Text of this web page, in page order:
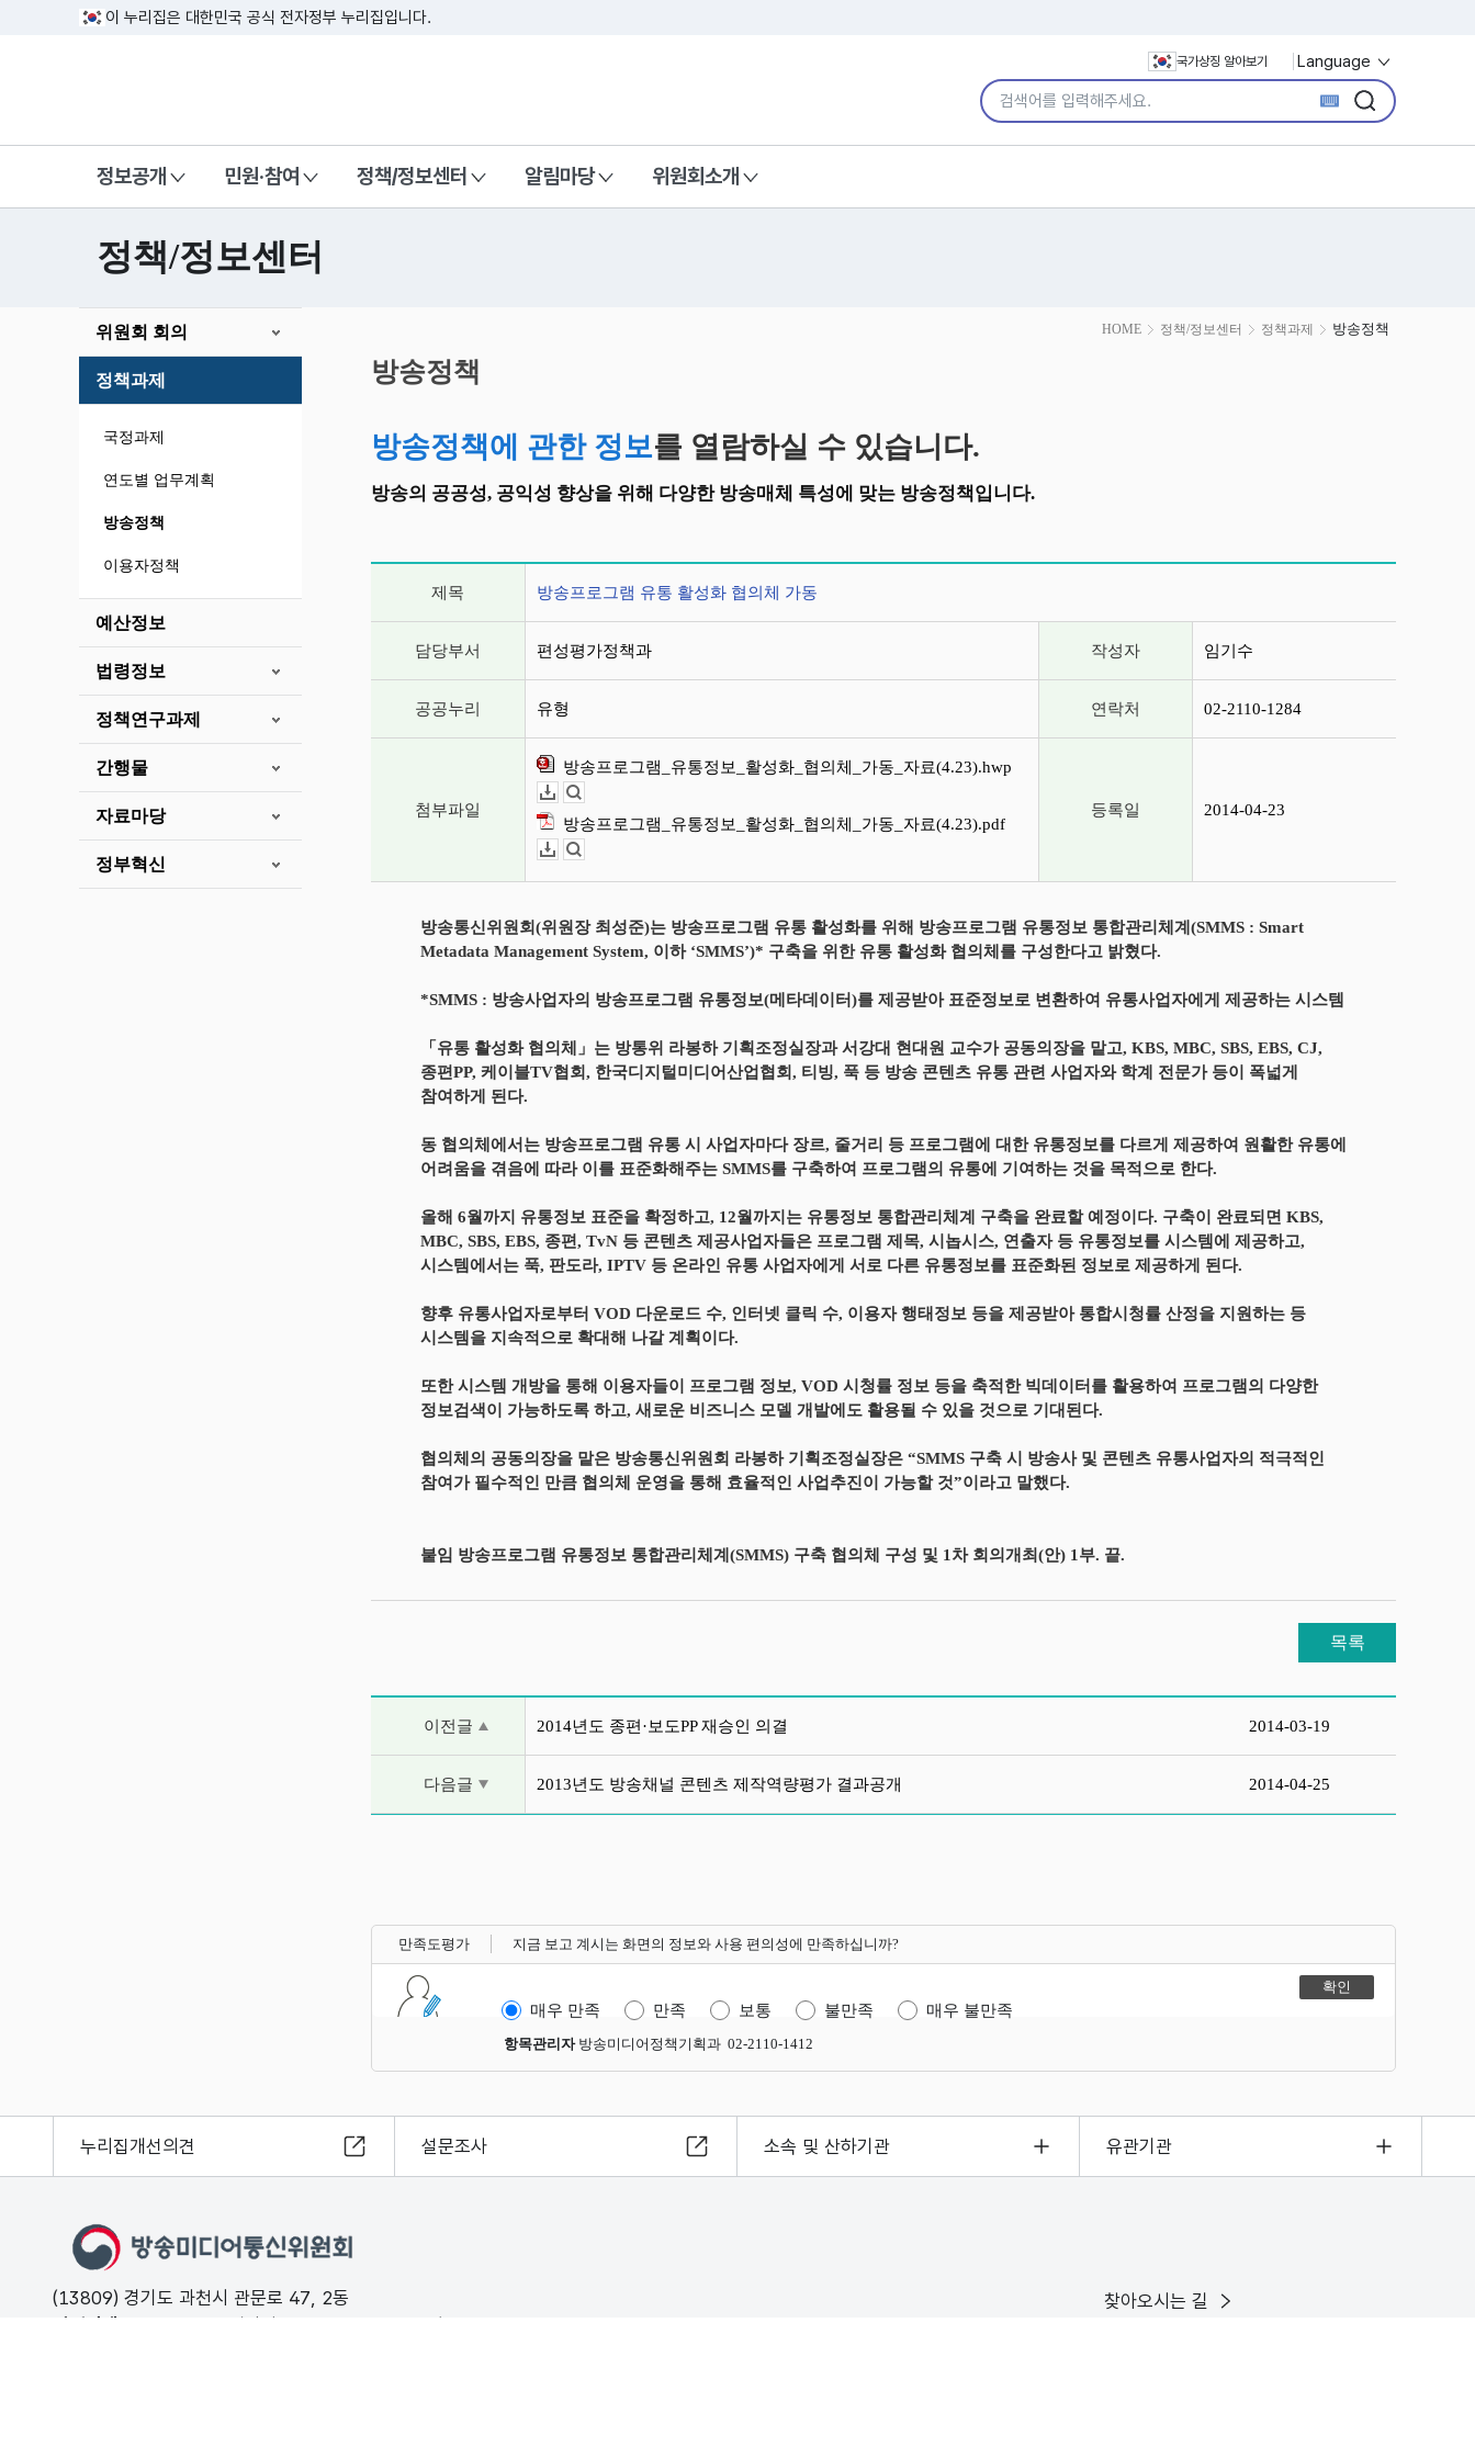
이 누리집은 대한민국 공식 전자정부 누리집입니다.
국가상징 알아보기 Language
통합검색어 입력
검색
검색
정보공개 민원·참여 정책/정보센터 알림마당 위원회소개
정책/정보센터
위원회 회의
정책과제
국정과제
연도별 업무계획
방송정책
이용자정책
예산정보
법령정보
정책연구과제
간행물
자료마당
정부혁신
HOME 정책/정보센터 정책과제 방송정책
시
작
방송정책
방송정책에 관한 정보를 열람하실 수 있습니다.
방송의 공공성, 공익성 향상을 위해 다양한 방송매체 특성에 맞는 방송정책입니다.
제목 방송프로그램 유통 활성화 협의체 가동
담당부서 편성평가정책과 작성자 임기수
공공누리 유형 연락처 02-2110-1284
첨부파일
방송프로그램_유통정보_활성화_협의체_가동_자료(4.23).hwp
방송프로그램_유통정보_활성화_협의체_가동_자료(4.23).pdf
등록일 2014-04-23
방송통신위원회(위원장 최성준)는 방송프로그램 유통 활성화를 위해 방송프로그램 유통정보 통합관리체계(SMMS : Smart
Metadata Management System, 이하 ‘SMMS’)* 구축을 위한 유통 활성화 협의체를 구성한다고 밝혔다.
*SMMS : 방송사업자의 방송프로그램 유통정보(메타데이터)를 제공받아 표준정보로 변환하여 유통사업자에게 제공하는 시스템
「유통 활성화 협의체」는 방통위 라봉하 기획조정실장과 서강대 현대원 교수가 공동의장을 맡고, KBS, MBC, SBS, EBS, CJ,
종편PP, 케이블TV협회, 한국디지털미디어산업협회, 티빙, 푹 등 방송 콘텐츠 유통 관련 사업자와 학계 전문가 등이 폭넓게
참여하게 된다.
동 협의체에서는 방송프로그램 유통 시 사업자마다 장르, 줄거리 등 프로그램에 대한 유통정보를 다르게 제공하여 원활한 유통에
어려움을 겪음에 따라 이를 표준화해주는 SMMS를 구축하여 프로그램의 유통에 기여하는 것을 목적으로 한다.
올해 6월까지 유통정보 표준을 확정하고, 12월까지는 유통정보 통합관리체계 구축을 완료할 예정이다. 구축이 완료되면 KBS,
MBC, SBS, EBS, 종편, TvN 등 콘텐츠 제공사업자들은 프로그램 제목, 시놉시스, 연출자 등 유통정보를 시스템에 제공하고,
시스템에서는 푹, 판도라, IPTV 등 온라인 유통 사업자에게 서로 다른 유통정보를 표준화된 정보로 제공하게 된다.
향후 유통사업자로부터 VOD 다운로드 수, 인터넷 클릭 수, 이용자 행태정보 등을 제공받아 통합시청률 산정을 지원하는 등
시스템을 지속적으로 확대해 나갈 계획이다.
또한 시스템 개방을 통해 이용자들이 프로그램 정보, VOD 시청률 정보 등을 축적한 빅데이터를 활용하여 프로그램의 다양한
정보검색이 가능하도록 하고, 새로운 비즈니스 모델 개발에도 활용될 수 있을 것으로 기대된다.
협의체의 공동의장을 맡은 방송통신위원회 라봉하 기획조정실장은 “SMMS 구축 시 방송사 및 콘텐츠 유통사업자의 적극적인
참여가 필수적인 만큼 협의체 운영을 통해 효율적인 사업추진이 가능할 것”이라고 말했다.
붙임 방송프로그램 유통정보 통합관리체계(SMMS) 구축 협의체 구성 및 1차 회의개최(안) 1부. 끝.
목록
이전글 2014년도 종편·보도PP 재승인 의결 2014-03-19
다음글 2013년도 방송채널 콘텐츠 제작역량평가 결과공개 2014-04-25
만족도평가 지금 보고 계시는 화면의 정보와 사용 편의성에 만족하십니까?
매우 만족 만족 보통 불만족 매우 불만족
항목관리자방송미디어정책기획과 02-2110-1412
누리집개선의견 설문조사 소속 및 산하기관 유관기관
(13809) 경기도 과천시 관문로 47, 2동
찾아오시는 길